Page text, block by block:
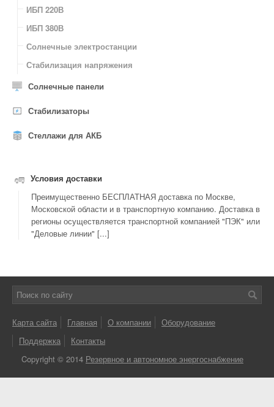
ИБП 220В
ИБП 380В
Солнечные электростанции
Стабилизация напряжения
Солнечные панели
Стабилизаторы
Стеллажи для АКБ
Условия доставки
Преимущественно БЕСПЛАТНАЯ доставка по Москве,
Московской области и в транспортную компанию. Доставка в
регионы осуществляется транспортной компанией "ПЭК" или
"Деловые линии" [...]
Карта сайта Главная О компании
Оборудование
Поддержка
Контакты
Copyright © 2014 Резервное и автономное энергоснабжение